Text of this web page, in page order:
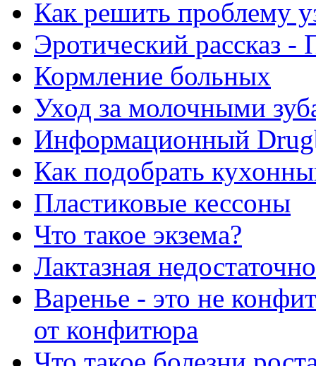
Как решить проблему
Эротический рассказ -
Кормление больных
Уход за молочными
Информационный
Как подобрать
Пластиковые кессоны
Что такое экзема?
Лактазная
Варенье - это не
от конфитюра